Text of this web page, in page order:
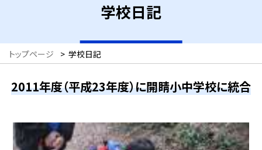
学校日記
トップページ > 学校日記
2011年度（平成23年度）に開睛小中学校に統合